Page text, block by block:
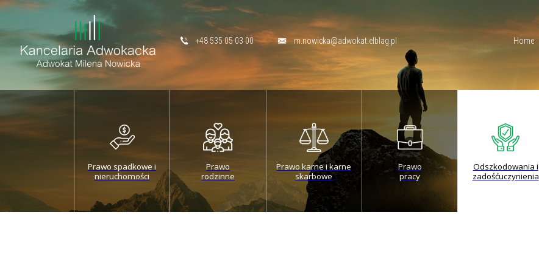
+48 535 05 03 00 m.nowicka@adwokat.elblag.pl Home
Prawo spadkowe i
nieruchomości
Prawo
rodzinne
Prawo karne i karne
skarbowe
Prawo
pracy
Odszkodowania i
zadośćuczynienia